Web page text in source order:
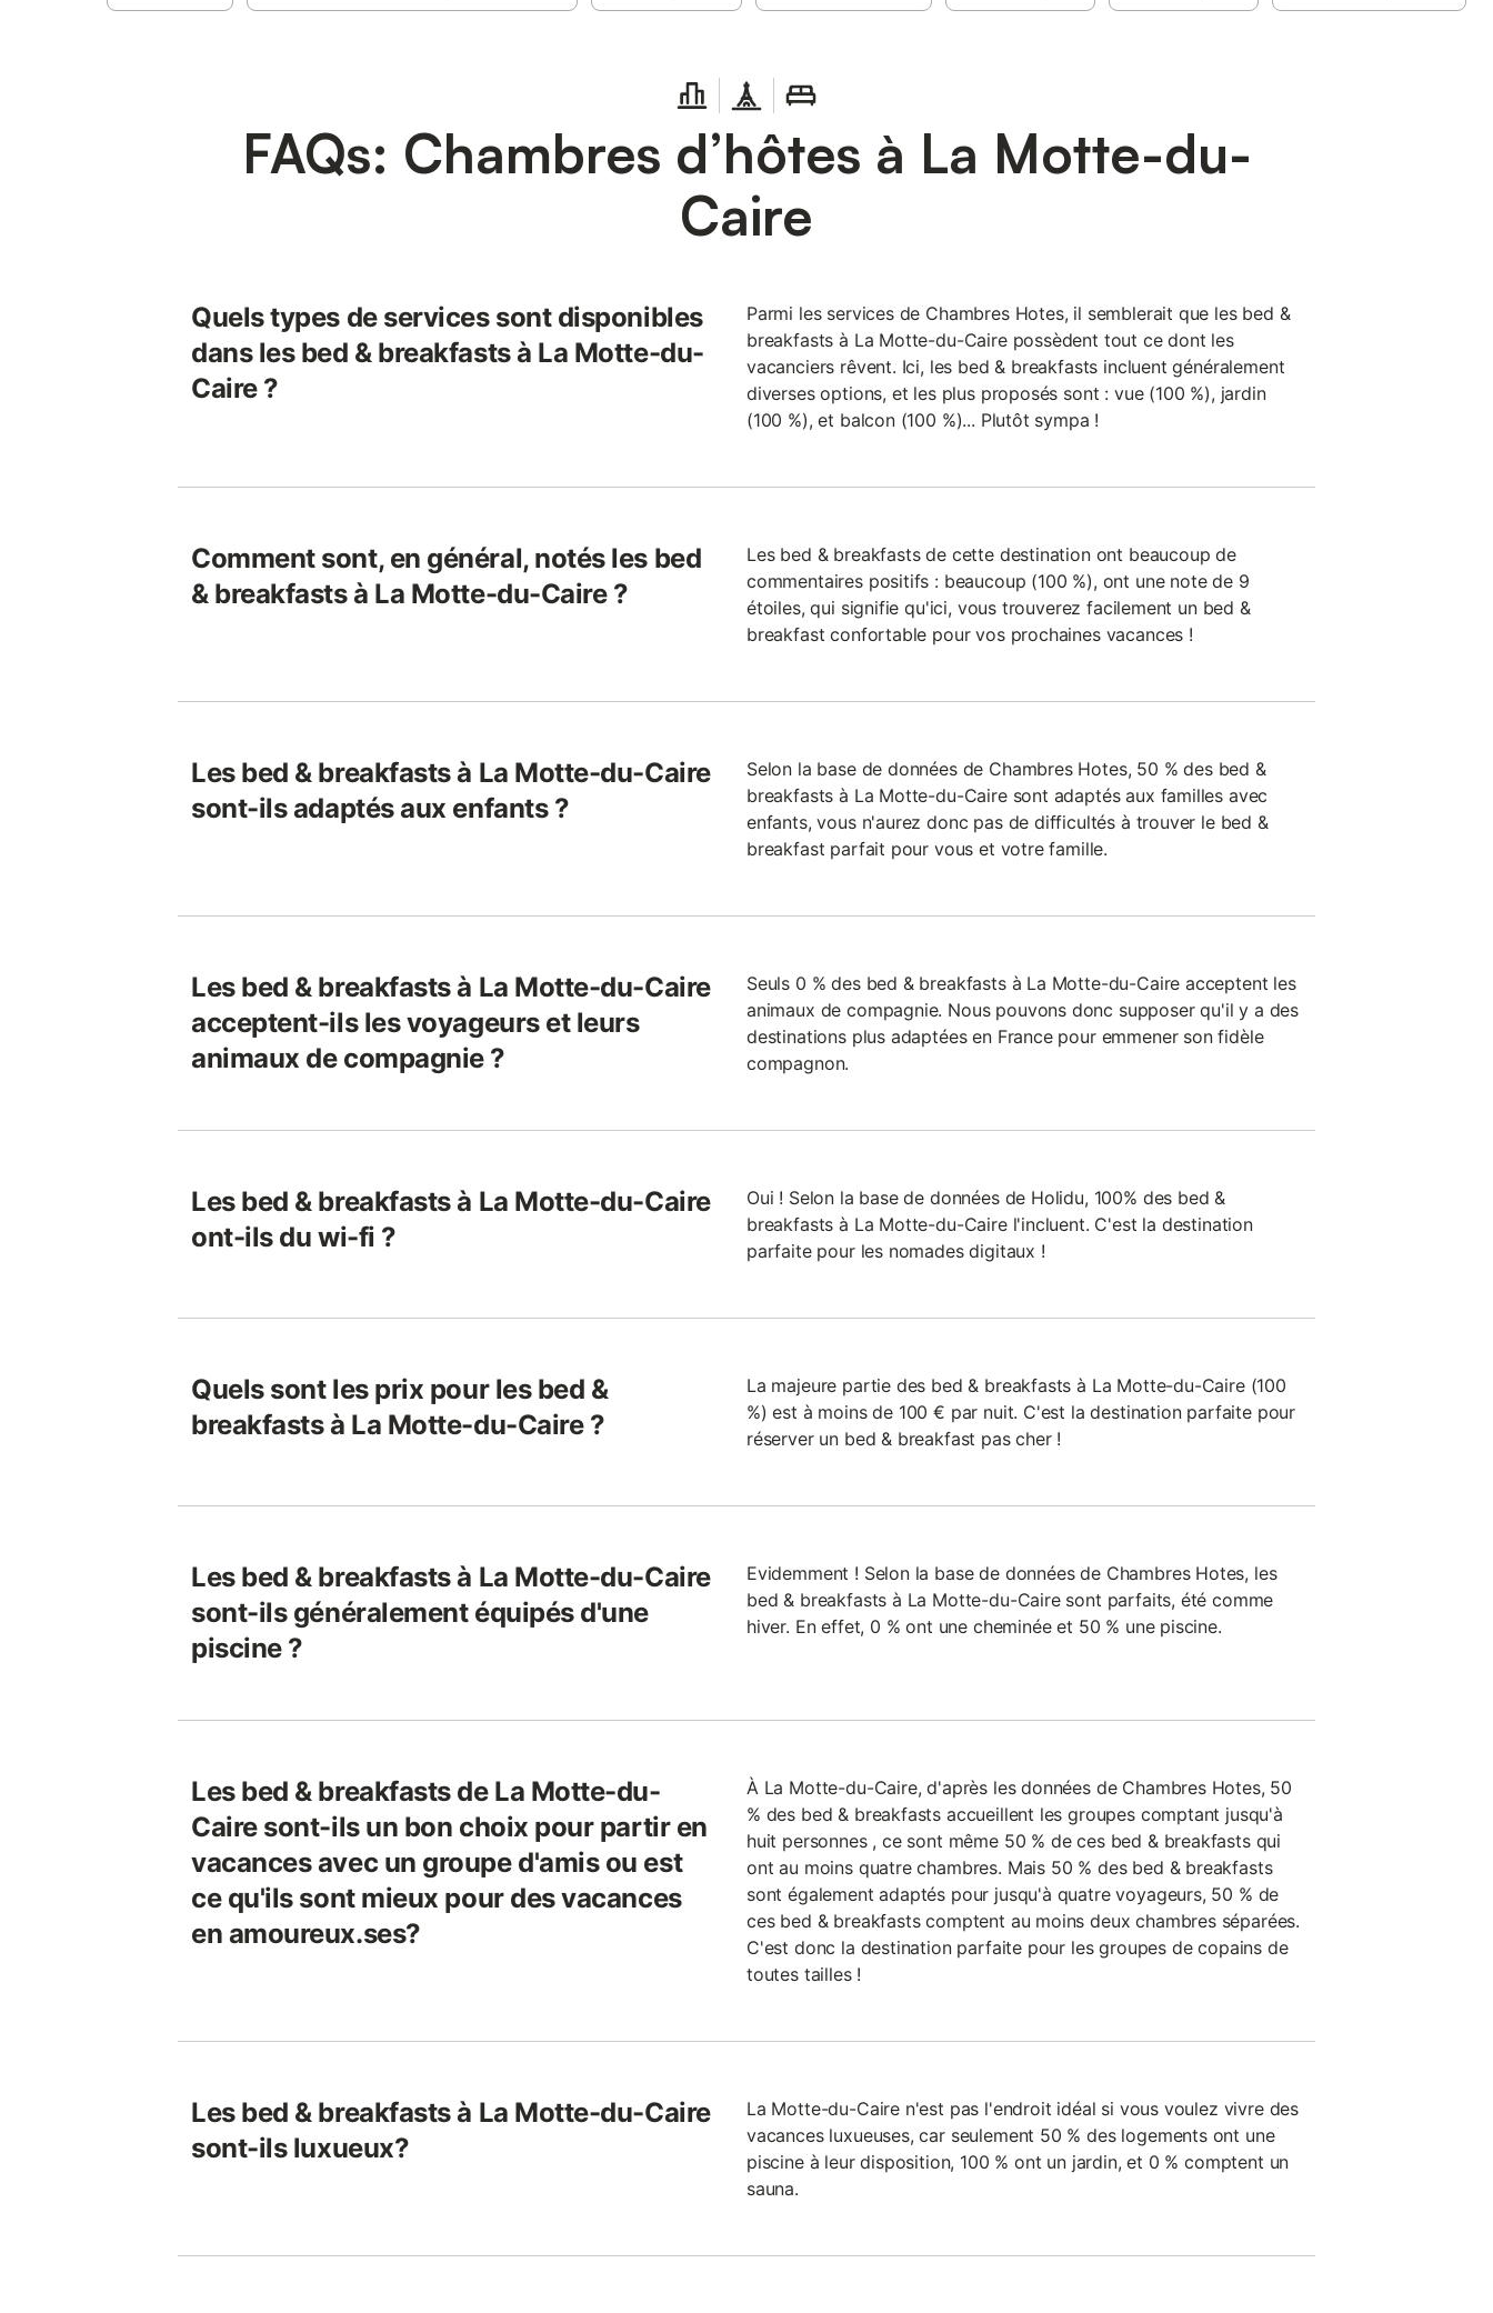
FAQs: Chambres d’hôtes à La Motte-du-
Caire
Quels types de services sont disponibles
dans les bed & breakfasts à La Motte-du-
Caire ?
Parmi les services de Chambres Hotes, il semblerait que les bed &
breakfasts à La Motte-du-Caire possèdent tout ce dont les
vacanciers rêvent. Ici, les bed & breakfasts incluent généralement
diverses options, et les plus proposés sont : vue (100 %), jardin
(100 %), et balcon (100 %)... Plutôt sympa !
Comment sont, en général, notés les bed
& breakfasts à La Motte-du-Caire ?
Les bed & breakfasts de cette destination ont beaucoup de
commentaires positifs : beaucoup (100 %), ont une note de 9
étoiles, qui signifie qu'ici, vous trouverez facilement un bed &
breakfast confortable pour vos prochaines vacances !
Les bed & breakfasts à La Motte-du-Caire
sont-ils adaptés aux enfants ?
Selon la base de données de Chambres Hotes, 50 % des bed &
breakfasts à La Motte-du-Caire sont adaptés aux familles avec
enfants, vous n'aurez donc pas de difficultés à trouver le bed &
breakfast parfait pour vous et votre famille.
Les bed & breakfasts à La Motte-du-Caire
acceptent-ils les voyageurs et leurs
animaux de compagnie ?
Seuls 0 % des bed & breakfasts à La Motte-du-Caire acceptent les
animaux de compagnie. Nous pouvons donc supposer qu'il y a des
destinations plus adaptées en France pour emmener son fidèle
compagnon.
Les bed & breakfasts à La Motte-du-Caire
ont-ils du wi-fi ?
Oui ! Selon la base de données de Holidu, 100% des bed &
breakfasts à La Motte-du-Caire l'incluent. C'est la destination
parfaite pour les nomades digitaux !
Quels sont les prix pour les bed &
breakfasts à La Motte-du-Caire ?
La majeure partie des bed & breakfasts à La Motte-du-Caire (100
%) est à moins de 100 € par nuit. C'est la destination parfaite pour
réserver un bed & breakfast pas cher !
Les bed & breakfasts à La Motte-du-Caire
sont-ils généralement équipés d'une
piscine ?
Evidemment ! Selon la base de données de Chambres Hotes, les
bed & breakfasts à La Motte-du-Caire sont parfaits, été comme
hiver. En effet, 0 % ont une cheminée et 50 % une piscine.
Les bed & breakfasts de La Motte-du-
Caire sont-ils un bon choix pour partir en
vacances avec un groupe d'amis ou est
ce qu'ils sont mieux pour des vacances
en amoureux.ses?
À La Motte-du-Caire, d'après les données de Chambres Hotes, 50
% des bed & breakfasts accueillent les groupes comptant jusqu'à
huit personnes , ce sont même 50 % de ces bed & breakfasts qui
ont au moins quatre chambres. Mais 50 % des bed & breakfasts
sont également adaptés pour jusqu'à quatre voyageurs, 50 % de
ces bed & breakfasts comptent au moins deux chambres séparées.
C'est donc la destination parfaite pour les groupes de copains de
toutes tailles !
Les bed & breakfasts à La Motte-du-Caire
sont-ils luxueux?
La Motte-du-Caire n'est pas l'endroit idéal si vous voulez vivre des
vacances luxueuses, car seulement 50 % des logements ont une
piscine à leur disposition, 100 % ont un jardin, et 0 % comptent un
sauna.